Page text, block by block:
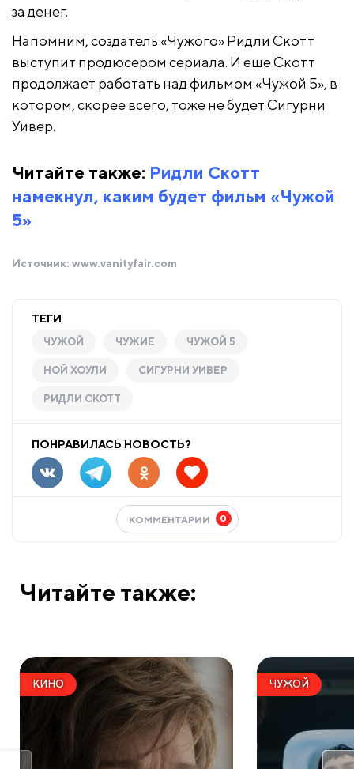
за денег.
Напомним, создатель «Чужого» Ридли Скотт
выступит продюсером сериала. И еще Скотт
продолжает работать над фильмом «Чужой 5», в
котором, скорее всего, тоже не будет Сигурни
Уивер.
Читайте также: Ридли Скотт
намекнул, каким будет фильм «Чужой
5»
Источник: www.vanityfair.com
ТЕГИ
ЧУЖОЙ ЧУЖИЕ ЧУЖОЙ 5
НОЙ ХОУЛИ СИГУРНИ УИВЕР
РИДЛИ СКОТТ
ПОНРАВИЛАСЬ НОВОСТЬ?
КОММЕНТАРИИ 0
Читайте также:
КИНО ЧУЖОЙ